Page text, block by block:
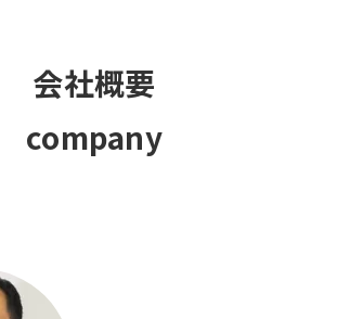
会社概要
company